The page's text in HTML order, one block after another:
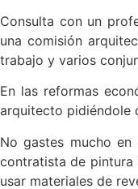
Consulta con un
una comisión
trabajo y varios
En las reformas
arquitecto pidiéndole
No gastes mucho
contratista de pintura
usar materiales de